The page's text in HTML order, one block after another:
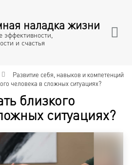
наладка жизни
и счастья
Развитие себя, навыков и компетенций
человека в сложных ситуациях?
близкого
ситуациях?